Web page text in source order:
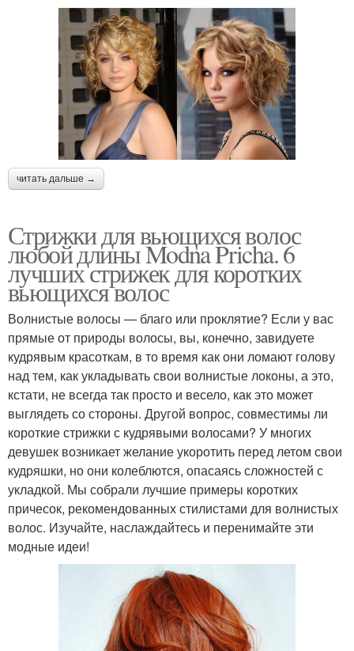
читать дальше →
Стрижки для вьющихся волос
любой длины Modna Pricha. 6
лучших стрижек для коротких
вьющихся волос
Волнистые волосы — благо или проклятие? Если у вас
прямые от природы волосы, вы, конечно, завидуете
кудрявым красоткам, в то время как они ломают голову
над тем, как укладывать свои волнистые локоны, а это,
кстати, не всегда так просто и весело, как это может
выглядеть со стороны. Другой вопрос, совместимы ли
короткие стрижки с кудрявыми волосами? У многих
девушек возникает желание укоротить перед летом свои
кудряшки, но они колеблются, опасаясь сложностей с
укладкой. Мы собрали лучшие примеры коротких
причесок, рекомендованных стилистами для волнистых
волос. Изучайте, наслаждайтесь и перенимайте эти
модные идеи!